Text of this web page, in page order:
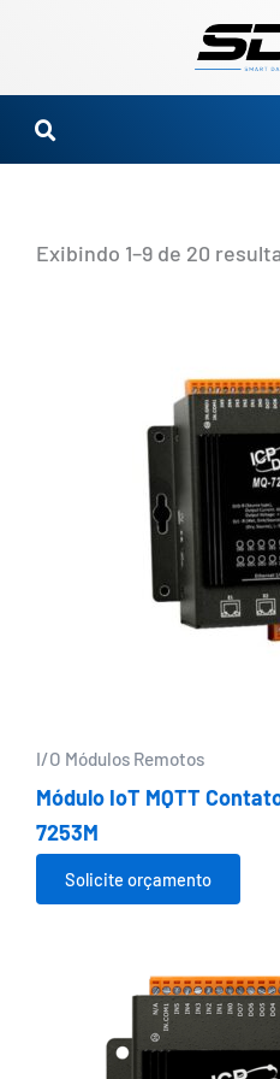
conteúdo
Exibindo 1–9 de 20
I/O Módulos Remotos
Módulo IoT MQTT
7253M
Solicite orçamento